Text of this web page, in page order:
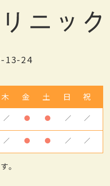
13-24
木 金 土 日
祝
／ ● ● ／ ／
／ ● ● ／ ／
。